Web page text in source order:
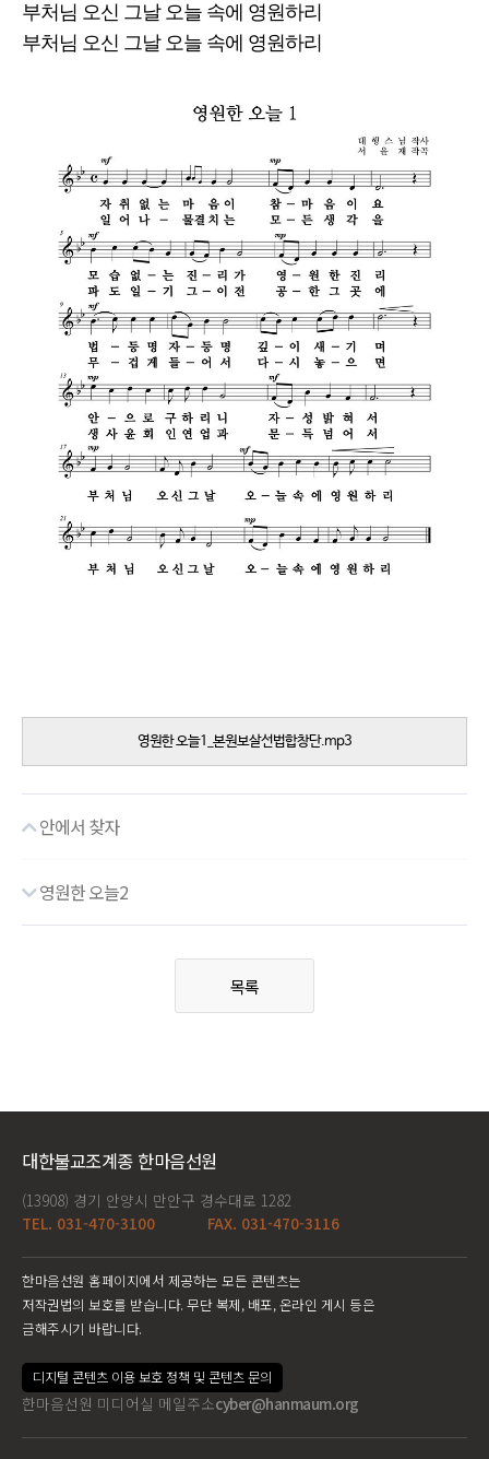
부처님 오신 그날 오늘 속에 영원하리
부처님 오신 그날 오늘 속에 영원하리
영원한 오늘1_본원보살선법합창단.mp3
안에서 찾자
영원한 오늘2
목록
대한불교조계종 한마음선원
(13908) 경기 안양시 만안구 경수대로 1282
TEL. 031-470-3100
FAX. 031-470-3116
한마음선원 홈페이지에서 제공하는 모든 콘텐츠는
저작권법의 보호를 받습니다. 무단 복제, 배포, 온라인 게시 등은
금해주시기 바랍니다.
디지털 콘텐츠 이용 보호 정책 및 콘텐츠 문의
한마음선원 미디어실 메일주소cyber@hanmaum.org